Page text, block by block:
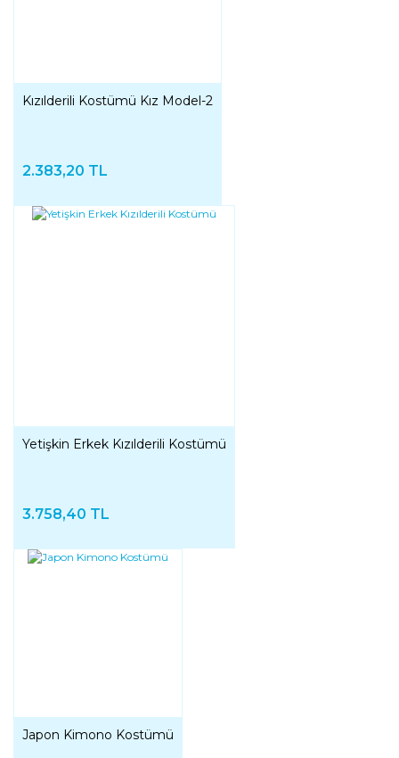
Kızılderili Kostümü Kız Model-2
2.383,20 TL
Yetişkin Erkek Kızılderili Kostümü
3.758,40 TL
Japon Kimono Kostümü